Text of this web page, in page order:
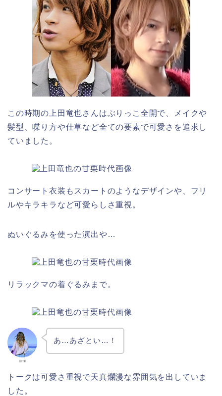
この時期の上田竜也さんはぶりっこ全開で、メイクや
髪型、喋り方や仕草など全ての要素で可愛さを追求し
ていました。
コンサート衣装もスカートのようなデザインや、フリ
ルやキラキラなど可愛らしさ重視。
ぬいぐるみを使った演出や…
リラックマの着ぐるみまで。
umi
あ…あざとい…！
トークは可愛さ重視で天真爛漫な雰囲気を出していま
した。